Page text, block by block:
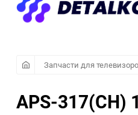
Запчасти для
APS-317(CH)